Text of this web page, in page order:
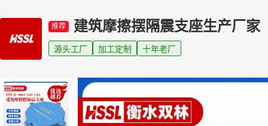
推荐 建筑摩擦摆隔震支座生产厂家
源头工厂 加工定制 十年老厂